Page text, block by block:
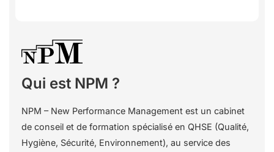
Qui est NPM ?
NPM – New Performance Management est un cabinet
de conseil et de formation spécialisé en QHSE (Qualité,
Hygiène, Sécurité, Environnement), au service des